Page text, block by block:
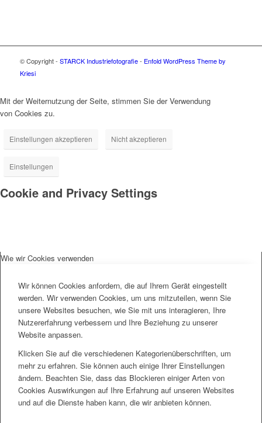
© Copyright - STARCK Industriefotografie- Enfold WordPress Theme by
Kriesi
Mit der Weiternutzung der Seite, stimmen Sie der Verwendung
von Cookies zu.
Einstellungen akzeptieren Nicht akzeptieren
Einstellungen
Cookie and Privacy Settings
Wie wir Cookies verwenden
Wir können Cookies anfordern, die auf Ihrem Gerät eingestellt
werden. Wir verwenden Cookies, um uns mitzuteilen, wenn Sie
unsere Websites besuchen, wie Sie mit uns interagieren, Ihre
Nutzererfahrung verbessern und Ihre Beziehung zu unserer
Website anpassen.
Klicken Sie auf die verschiedenen Kategorienüberschriften, um
mehr zu erfahren. Sie können auch einige Ihrer Einstellungen
ändern. Beachten Sie, dass das Blockieren einiger Arten von
Cookies Auswirkungen auf Ihre Erfahrung auf unseren Websites
und auf die Dienste haben kann, die wir anbieten können.